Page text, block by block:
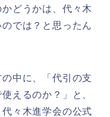
どうかは、代々木
では？と思ったん
中に、「代引の支
えるのか？」と、
々木進学会の公式